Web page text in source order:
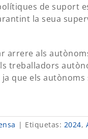
de suport
la seua
arrere als
treballadors
que els
| Etiquetas: 2024,